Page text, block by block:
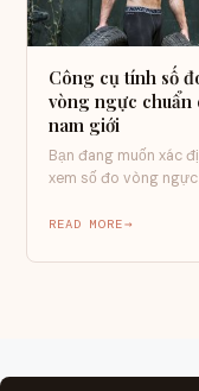
Công cụ tính số
vòng ngực chuẩn
nam giới
Bạn đang muốn xác
xem số đo vòng
READ MORE